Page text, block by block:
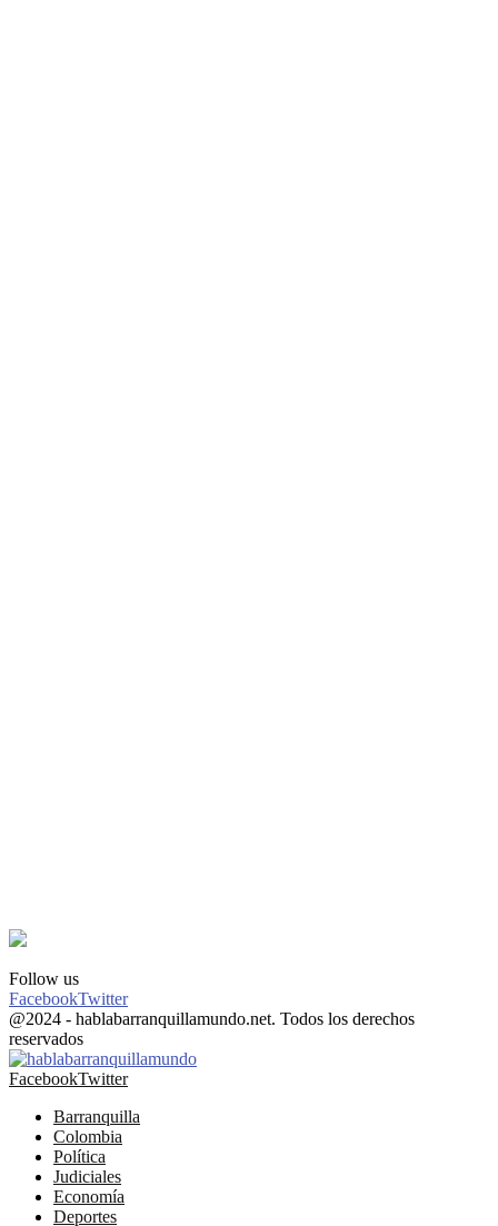
Follow us
FacebookTwitter
@2024 - hablabarranquillamundo.net. Todos los derechos
reservados
FacebookTwitter
Barranquilla
Colombia
Política
Judiciales
Economía
Deportes